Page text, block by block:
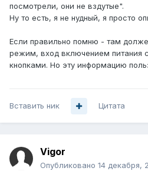
посмотрели, они не вздутые".
Ну то есть, я не нудный, я просто
Если правильно помню - там
режим, вход включением питания
кнопками. Но эту информацию
Вставить ник Цитата
Vigor
Опубликовано 14 декабря,